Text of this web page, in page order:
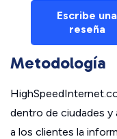
Escribe una
reseña
Metodología
dentro de ciudades y
a los clientes la